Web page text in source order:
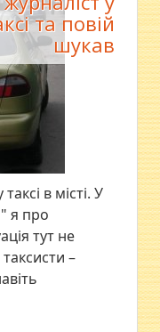
та повій
шукав
в місті. У
я про
тут не
–